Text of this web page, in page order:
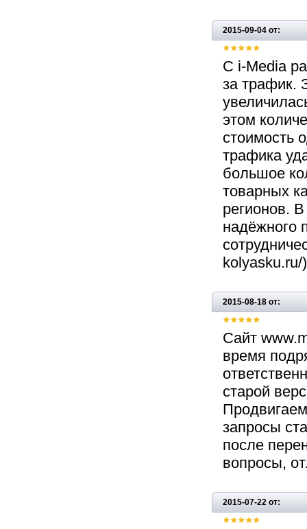
2015-09-04 от:
С i-Media
за трафик.
этом
стоимость
трафика
большое
товарных
регионов.
надёжного
kolyasku.ru/)
2015-08-18 от:
Сайт
время
старой
запросы
после
вопросы,
2015-07-22 от: